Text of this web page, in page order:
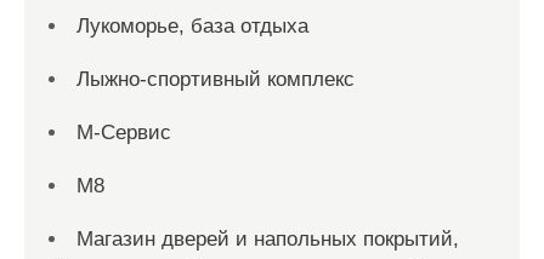
Лукоморье, база отдыха
Лыжно-спортивный комплекс
М-Сервис
М8
Магазин дверей и напольных покрытий,